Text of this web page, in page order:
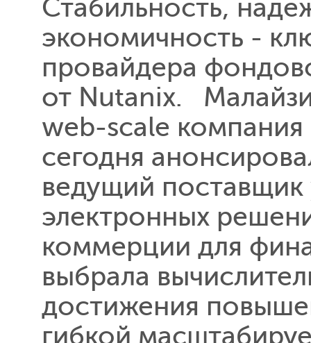
Стабильность,
экономичность -
провайдера
от Nutanix.
web-scale компания
сегодня
ведущий
электронных
коммерции для
выбрала
достижения
гибкой